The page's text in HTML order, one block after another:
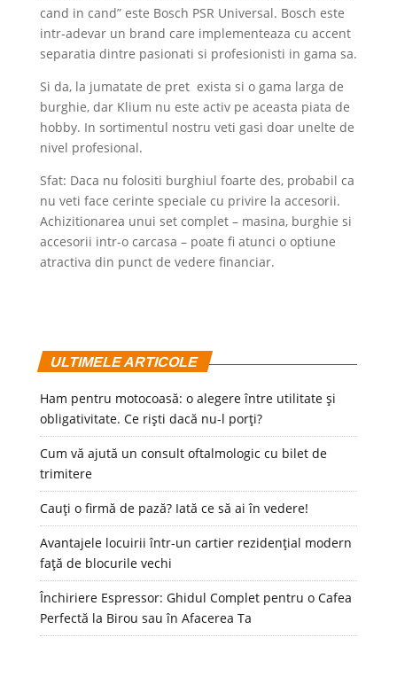
cand in cand” este Bosch PSR Universal. Bosch este
intr-adevar un brand care implementeaza cu accent
separatia dintre pasionati si profesionisti in gama sa.
Si da, la jumatate de pret exista si o gama larga de
burghie, dar Klium nu este activ pe aceasta piata de
hobby. In sortimentul nostru veti gasi doar unelte de
nivel profesional.
Sfat: Daca nu folositi burghiul foarte des, probabil ca
nu veti face cerinte speciale cu privire la accesorii.
Achizitionarea unui set complet – masina, burghie si
accesorii intr-o carcasa – poate fi atunci o optiune
atractiva din punct de vedere financiar.
ULTIMELE ARTICOLE
Ham pentru motocoasă: o alegere între utilitate și
obligativitate. Ce riști dacă nu-l porți?
Cum vă ajută un consult oftalmologic cu bilet de
trimitere
Cauți o firmă de pază? Iată ce să ai în vedere!
Avantajele locuirii într-un cartier rezidențial modern
față de blocurile vechi
Închiriere Espressor: Ghidul Complet pentru o Cafea
Perfectă la Birou sau în Afacerea Ta